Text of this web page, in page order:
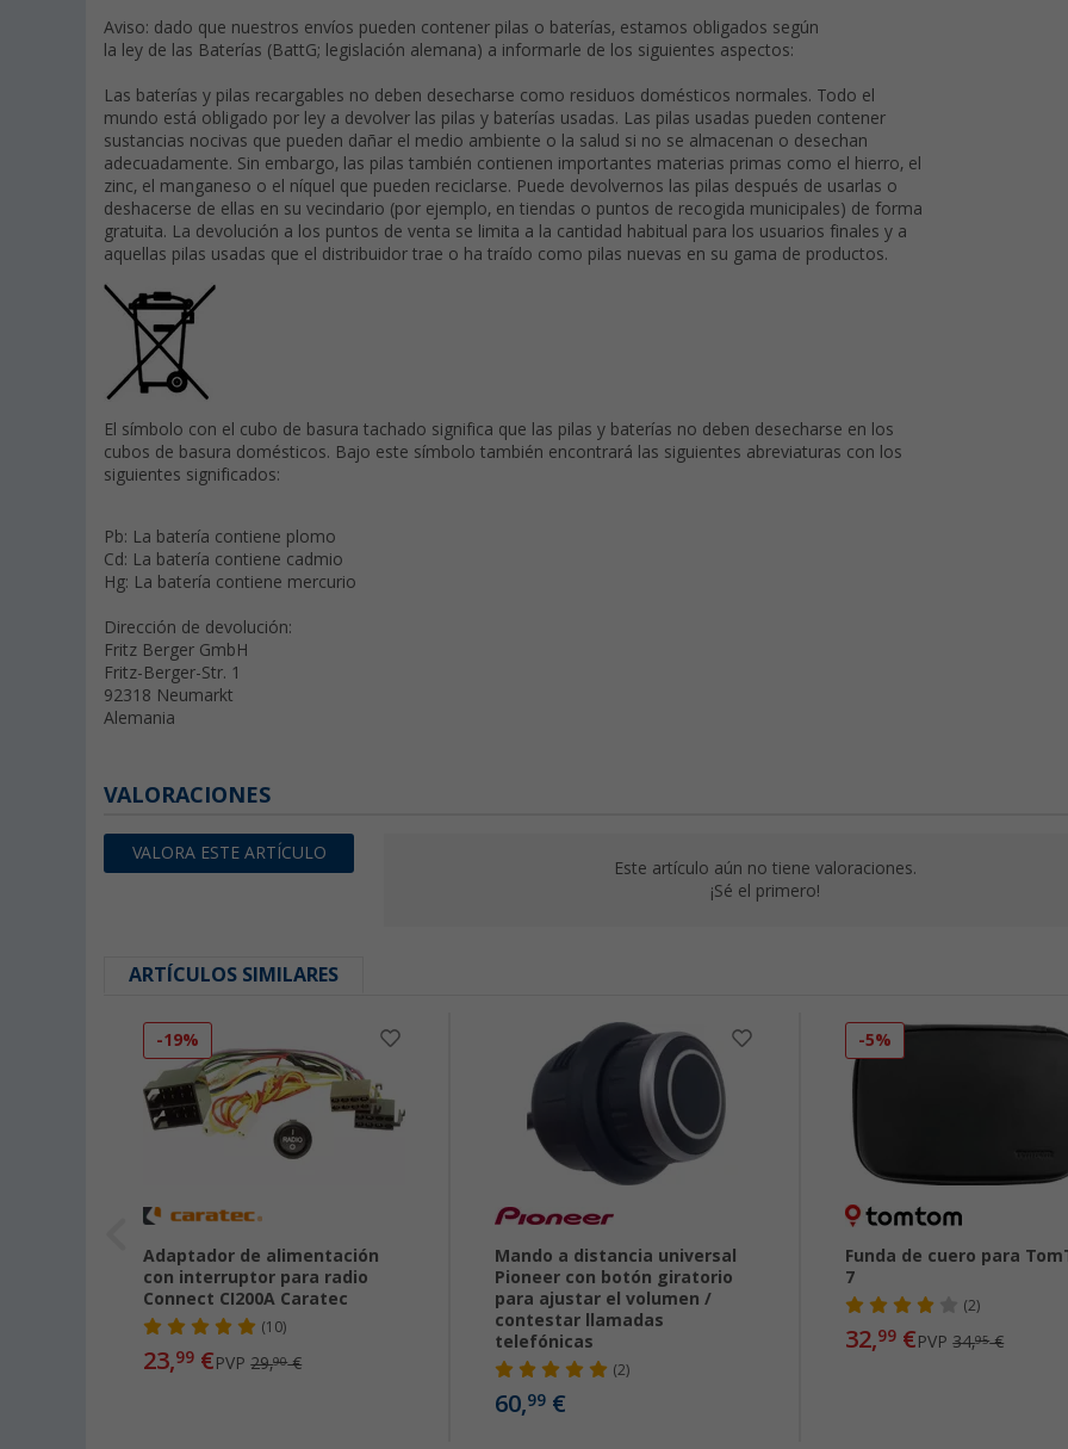
Aviso: dado que nuestros envíos pueden contener pilas o baterías, estamos obligados según
la ley de las Baterías (BattG; legislación alemana) a informarle de los siguientes aspectos:
Las baterías y pilas recargables no deben desecharse como residuos domésticos normales. Todo el
mundo está obligado por ley a devolver las pilas y baterías usadas. Las pilas usadas pueden contener
sustancias nocivas que pueden dañar el medio ambiente o la salud si no se almacenan o desechan
adecuadamente. Sin embargo, las pilas también contienen importantes materias primas como el hierro, el
zinc, el manganeso o el níquel que pueden reciclarse. Puede devolvernos las pilas después de usarlas o
deshacerse de ellas en su vecindario (por ejemplo, en tiendas o puntos de recogida municipales) de forma
gratuita. La devolución a los puntos de venta se limita a la cantidad habitual para los usuarios finales y a
aquellas pilas usadas que el distribuidor trae o ha traído como pilas nuevas en su gama de productos.
El símbolo con el cubo de basura tachado significa que las pilas y baterías no deben desecharse en los
cubos de basura domésticos. Bajo este símbolo también encontrará las siguientes abreviaturas con los
siguientes significados:
Pb: La batería contiene plomo
Cd: La batería contiene cadmio
Hg: La batería contiene mercurio
Dirección de devolución:
Fritz Berger GmbH
Fritz-Berger-Str. 1
92318 Neumarkt
Alemania
VALORACIONES
VALORA ESTE ARTÍCULO
Este artículo aún no tiene valoraciones.
¡Sé el primero!
ARTÍCULOS SIMILARES
-19%
Adaptador de alimentación
con interruptor para radio
Connect CI200A Caratec
(10)
23,99 €PVP29,90€
Mando a distancia universal
Pioneer con botón giratorio
para ajustar el volumen /
contestar llamadas
telefónicas
(2)
60,99€
-5%
Funda de cuero para
7
(2)
32,99 €PVP34,95€